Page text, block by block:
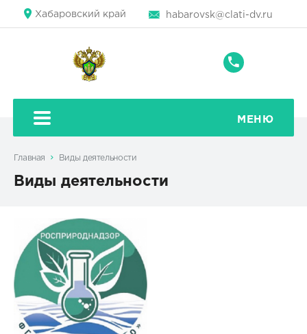
Хабаровский край habarovsk@clati-dv.ru
+7
42-
42
МЕНЮ
Главная Виды деятельности
Виды деятельности